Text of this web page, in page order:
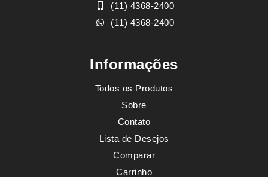
(11) 4368-2400
(11) 4368-2400
Informações
Todos os Produtos
Sobre
Contato
Lista de Desejos
Comparar
Carrinho